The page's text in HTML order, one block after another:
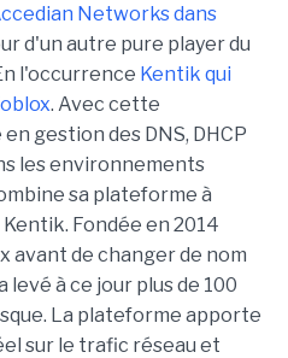
Networks dans
d'un autre pure player du
l'occurrence Kentik qui
. Avec cette
gestion des DNS, DHCP
les environnements
sa plateforme à
Fondée en 2014
avant de changer de nom
levé à ce jour plus de 100
La plateforme apporte
sur le trafic réseau et